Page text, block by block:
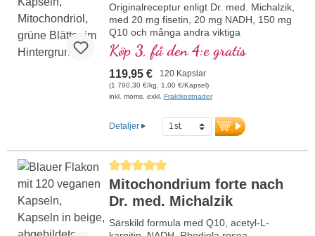
Originalreceptur enligt Dr. med. Michalzik,
med 20 mg fisetin, 20 mg NADH, 150 mg
Q10 och många andra viktiga
mitokondriestödjande ämnen. Med
biotillgänglighetsförstärkaren D-Pinitol.
Kapselhöljen veganska och utan PEG och
karragen samt aluminiumfri försegling,
mitokondriell GCP-1α-aktivator, utan
inom vitalämnen och över 20 års
produktionserfarenhet.
Köp 3, få den 4:e gratis
119,95 € 120 Kapslar
(1 790,30 €/kg, 1,00 €/Kapsel)
inkl. moms. exkl. Fraktkostnader
Detaljer
Genomsnittligt betyg på 5 av 5 stjärnor
Mitochondrium forte nach
Dr. med. Michalzik
Särskild formula med Q10, acetyl-L-